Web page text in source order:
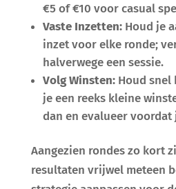
€5 of €10 voor casual
Vaste Inzetten:Houd je
inzet voor elke ronde;
halverwege een sessie.
Volg Winsten:Houd snel
je een reeks kleine
dan en evalueer voordat
Aangezien rondes zo kort
resultaten vrijwel meteen